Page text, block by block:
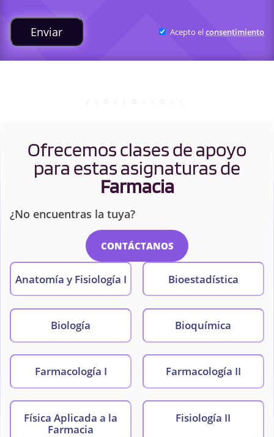
Enviar Acepto elconsentimiento
Ofrecemos clases de apoyo
para estas asignaturas de
Farmacia
¿No encuentras la tuya?
CONTÁCTANOS
Anatomía y Fisiología I Bioestadística
Biología Bioquímica
Farmacología I Farmacología II
Física Aplicada a la
Farmacia
Fisiología II